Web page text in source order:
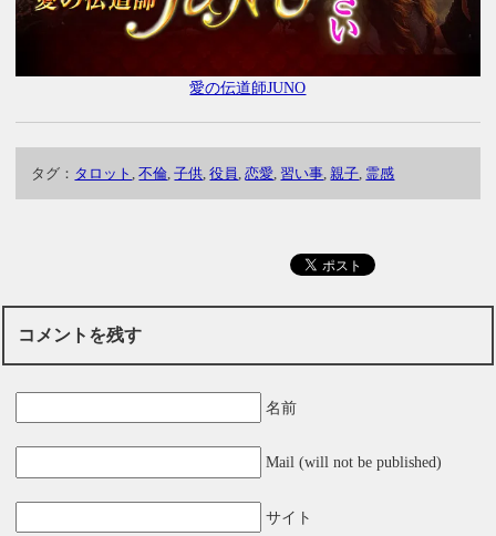
愛の伝道師JUNO
タグ： タロット ,不倫,子供,役員 ,恋愛, 習い事,親子, 霊感
コメントを残す
名前
Mail (will not be published)
サイト